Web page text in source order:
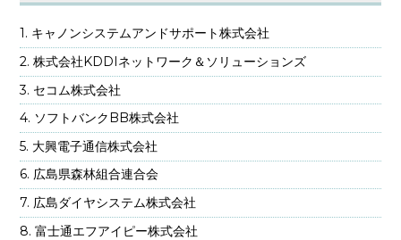
キャノンシステムアンドサポート株式会社
株式会社KDDIネットワーク＆ソリューションズ
セコム株式会社
ソフトバンクBB株式会社
大興電子通信株式会社
広島県森林組合連合会
広島ダイヤシステム株式会社
富士通エフアイピー株式会社